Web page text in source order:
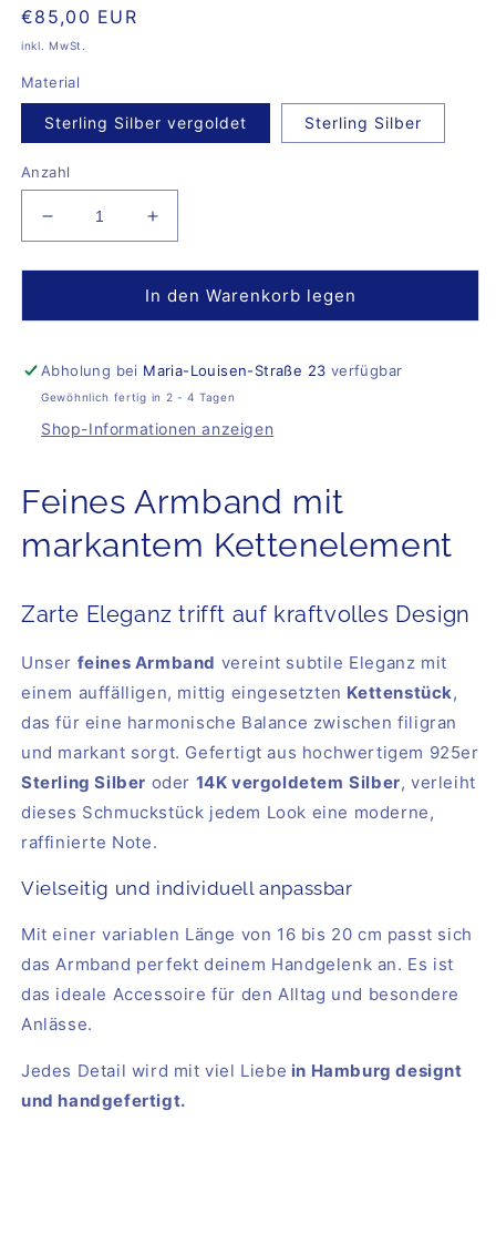
Normaler
Preis
€85,00 EUR
inkl. MwSt.
Material
Sterling Silber vergoldet Sterling Silber
Anzahl
Verringere
die
Menge
Bracelet
Erhöhe
die
Menge
für
Bracelet
In den Warenkorb legen
Abholung bei Maria-Louisen-Straße 23 verfügbar
Gewöhnlich fertig in 2 - 4 Tagen
Shop-Informationen anzeigen
Feines Armband mit
markantem Kettenelement
Zarte Eleganz trifft auf kraftvolles Design
Unser feines Armband vereint subtile Eleganz mit
einem auffälligen, mittig eingesetzten Kettenstück,
das für eine harmonische Balance zwischen filigran
und markant sorgt. Gefertigt aus hochwertigem 925er
Sterling Silber oder 14K vergoldetem Silber, verleiht
dieses Schmuckstück jedem Look eine moderne,
raffinierte Note.
Vielseitig und individuell anpassbar
Mit einer variablen Länge von 16 bis 20 cm passt sich
das Armband perfekt deinem Handgelenk an. Es ist
das ideale Accessoire für den Alltag und besondere
Anlässe.
Jedes Detail wird mit viel Liebe in Hamburg designt
und handgefertigt.